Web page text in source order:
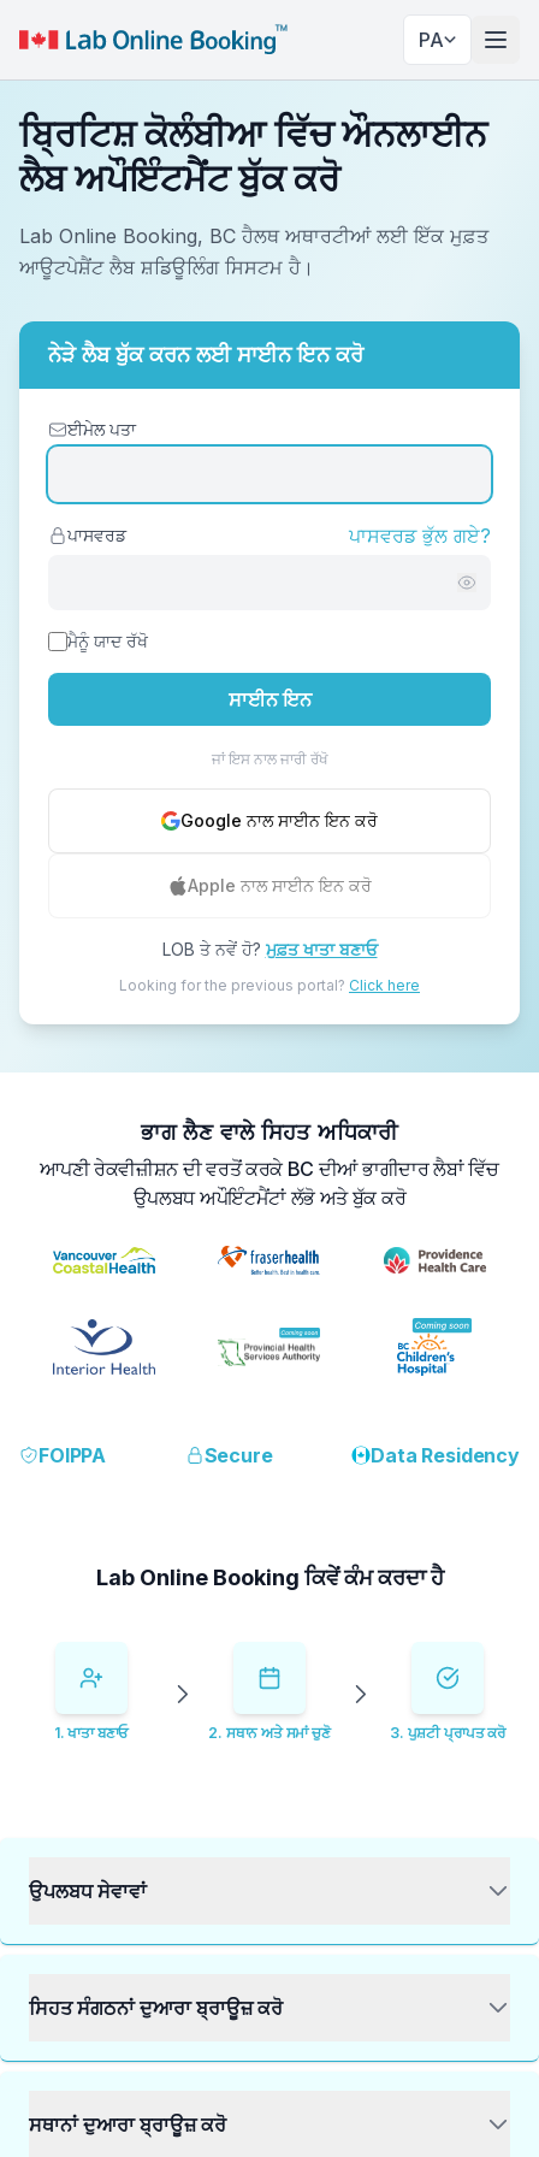
PA
ਬ੍ਰਿਟਿਸ਼ ਕੋਲੰਬੀਆ ਵਿੱਚ ਔਨਲਾਈਨ
ਲੈਬ ਅਪੌਇੰਟਮੈਂਟ ਬੁੱਕ ਕਰੋ
Lab Online Booking, BC ਹੈਲਥ ਅਥਾਰਟੀਆਂ ਲਈ ਇੱਕ ਮੁਫ਼ਤ
ਆਊਟਪੇਸ਼ੈਂਟ ਲੈਬ ਸ਼ਡਿਊਲਿੰਗ ਸਿਸਟਮ ਹੈ।
ਨੇੜੇ ਲੈਬ ਬੁੱਕ ਕਰਨ ਲਈ ਸਾਈਨ ਇਨ ਕਰੋ
ਈਮੇਲ ਪਤਾ
ਪਾਸਵਰਡ ਪਾਸਵਰਡ ਭੁੱਲ ਗਏ?
ਮੈਨੂੰ ਯਾਦ ਰੱਖੋ
ਸਾਈਨ ਇਨ
ਜਾਂ ਇਸ ਨਾਲ ਜਾਰੀ ਰੱਖੋ
Google ਨਾਲ ਸਾਈਨ ਇਨ ਕਰੋ
Apple ਨਾਲ ਸਾਈਨ ਇਨ ਕਰੋ
LOB ਤੇ ਨਵੇਂ ਹੋ? ਮੁਫ਼ਤ ਖਾਤਾ ਬਣਾਓ
Looking for the previous portal? Click here
ਭਾਗ ਲੈਣ ਵਾਲੇ ਸਿਹਤ ਅਧਿਕਾਰੀ
ਆਪਣੀ ਰੇਕਵੀਜ਼ੀਸ਼ਨ ਦੀ ਵਰਤੋਂ ਕਰਕੇ BC ਦੀਆਂ ਭਾਗੀਦਾਰ ਲੈਬਾਂ ਵਿੱਚ
ਉਪਲਬਧ ਅਪੌਇੰਟਮੈਂਟਾਂ ਲੱਭੋ ਅਤੇ ਬੁੱਕ ਕਰੋ
FOIPPA Secure Data Residency
Lab Online Booking ਕਿਵੇਂ ਕੰਮ ਕਰਦਾ ਹੈ
1.ਖਾਤਾ ਬਣਾਓ 2. ਸਥਾਨ ਅਤੇ ਸਮਾਂ ਚੁਣੋ 3. ਪੁਸ਼ਟੀ ਪ੍ਰਾਪਤ ਕਰੋ
ਉਪਲਬਧ ਸੇਵਾਵਾਂ
ਸਿਹਤ ਸੰਗਠਨਾਂ ਦੁਆਰਾ ਬ੍ਰਾਊਜ਼ ਕਰੋ
ਸਥਾਨਾਂ ਦੁਆਰਾ ਬ੍ਰਾਊਜ਼ ਕਰੋ